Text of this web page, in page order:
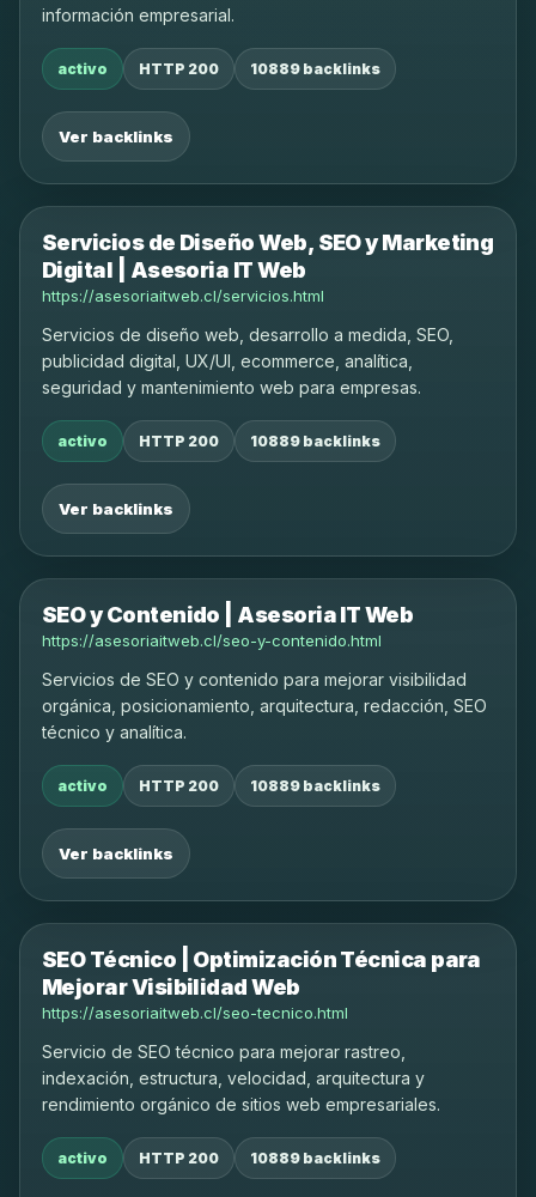
información empresarial.
activo HTTP 200 10889 backlinks
Ver backlinks
Servicios de Diseño Web, SEO y Marketing
Digital | Asesoria IT Web
https://asesoriaitweb.cl/servicios.html
Servicios de diseño web, desarrollo a medida, SEO,
publicidad digital, UX/UI, ecommerce, analítica,
seguridad y mantenimiento web para empresas.
activo HTTP 200 10889 backlinks
Ver backlinks
SEO y Contenido | Asesoria IT Web
https://asesoriaitweb.cl/seo-y-contenido.html
Servicios de SEO y contenido para mejorar visibilidad
orgánica, posicionamiento, arquitectura, redacción, SEO
técnico y analítica.
activo HTTP 200 10889 backlinks
Ver backlinks
SEO Técnico | Optimización Técnica para
Mejorar Visibilidad Web
https://asesoriaitweb.cl/seo-tecnico.html
Servicio de SEO técnico para mejorar rastreo,
indexación, estructura, velocidad, arquitectura y
rendimiento orgánico de sitios web empresariales.
activo HTTP 200 10889 backlinks